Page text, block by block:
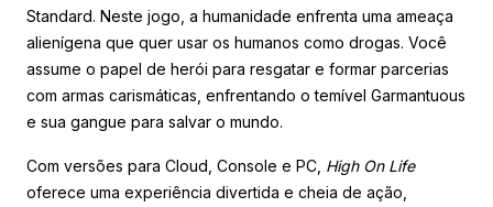
Standard. Neste jogo, a humanidade enfrenta uma ameaça
alienígena que quer usar os humanos como drogas. Você
assume o papel de herói para resgatar e formar parcerias
com armas carismáticas, enfrentando o temível Garmantuous
e sua gangue para salvar o mundo.
Com versões para Cloud, Console e PC, High On Life
oferece uma experiência divertida e cheia de ação,